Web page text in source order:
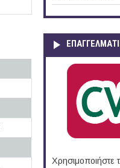
Χρησιμοποιήστε